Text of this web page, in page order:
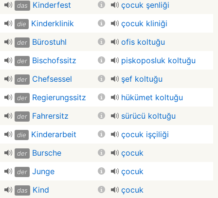
das Kinderfest çocuk şenliği
die Kinderklinik çocuk kliniği
der Bürostuhl ofis koltuğu
der Bischofssitz piskoposluk koltuğu
der Chefsessel şef koltuğu
der Regierungssitz hükümet koltuğu
der Fahrersitz sürücü koltuğu
die Kinderarbeit çocuk işçiliği
der Bursche çocuk
der Junge çocuk
das Kind çocuk